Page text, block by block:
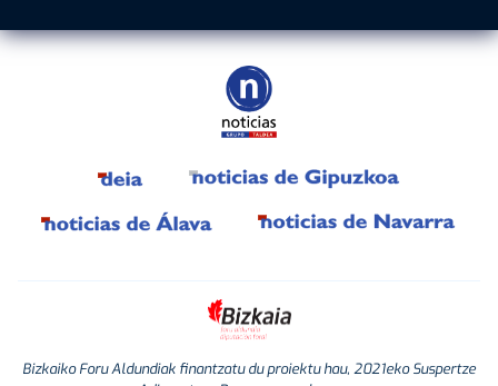
Bizkaiko Foru Aldundiak finantzatu du proiektu hau, 2021eko Suspertze